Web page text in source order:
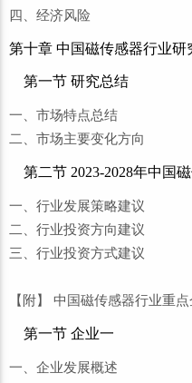
四、经济风险
第十章 中国磁传感器行业研
第一节 研究总结
一、市场特点总结
二、市场主要变化方向
第二节 2023-2028年中国
一、行业发展策略建议
二、行业投资方向建议
三、行业投资方式建议
【附】 中国磁传感器行业重
第一节 企业一
一、企业发展概述